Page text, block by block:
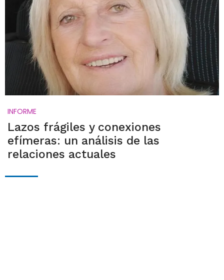
INFORME
Lazos frágiles y conexiones
efímeras: un análisis de las
relaciones actuales